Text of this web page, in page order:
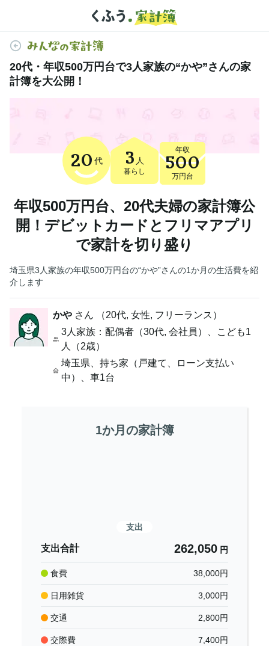
20代・年収500万円台で3人家族の“かや”さんの家
計簿を大公開！
20 代 3 人
暮らし
年収
500
万円台
年収500万円台、20代夫婦の家計簿公
開！デビットカードとフリマアプリ
で家計を切り盛り
埼玉県3人家族の年収500万円台の“かや”さんの1か月の生活費を紹
介します
かや さん （20代, 女性, フリーランス ）
3人家族 ：配偶者（30代, 会社員）、こども1
人（2歳）
埼玉県 、持ち家（戸建て、ローン支払い
中）
、車1台
1か月の家計簿
支出
支出合計 262,050 円
食費 38,000円
日用雑貨 3,000円
交通 2,800円
交際費 7,400円